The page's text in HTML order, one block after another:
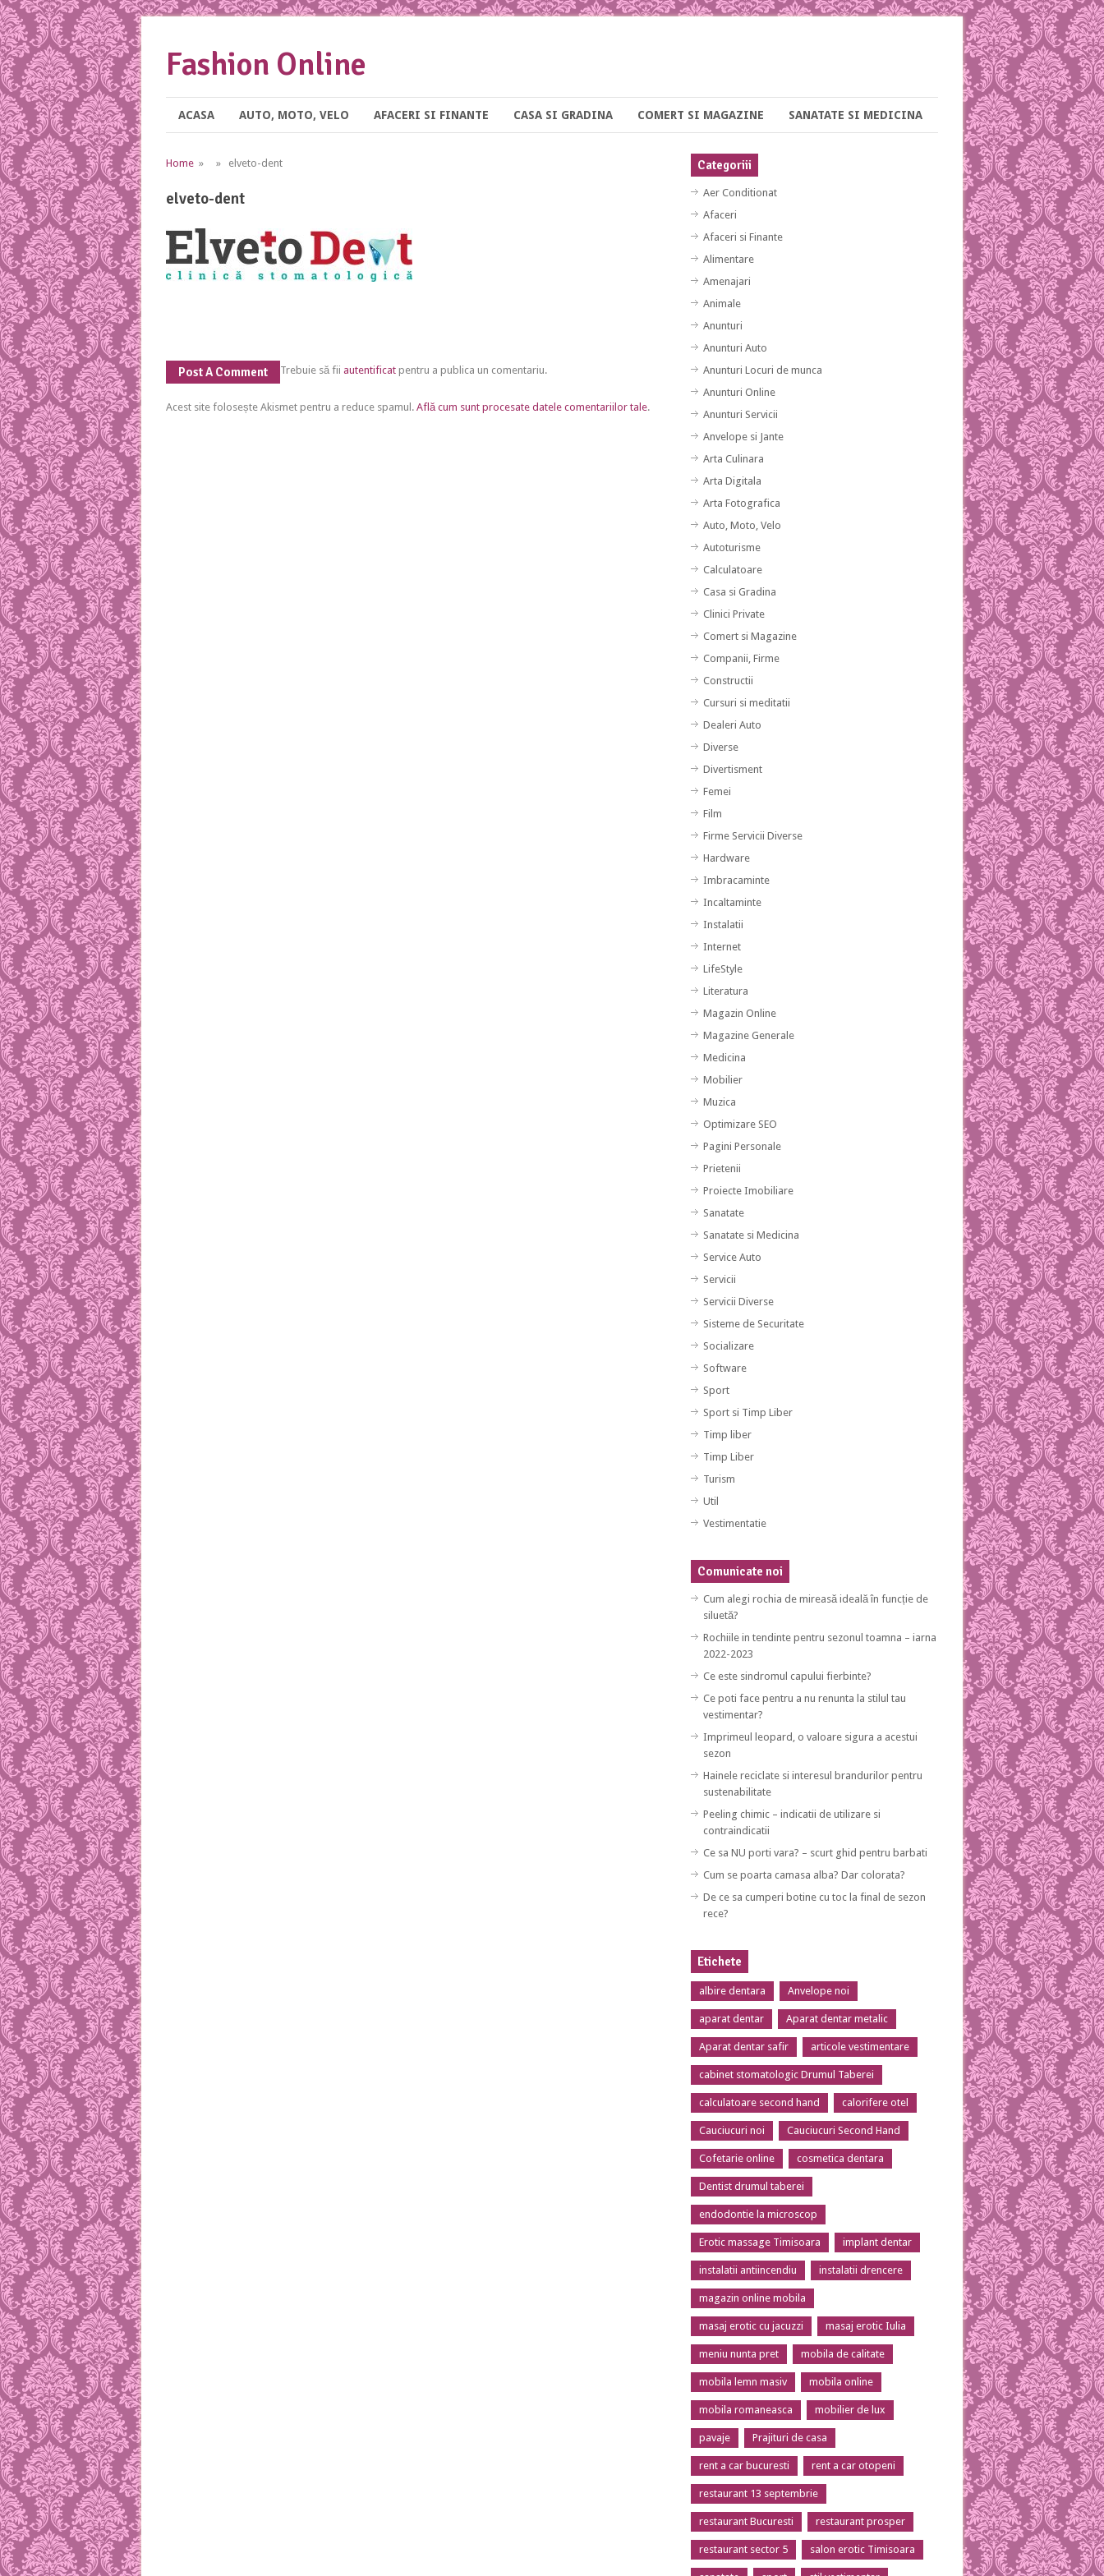
Fashion Online
ACASA AUTO, MOTO, VELO AFACERI SI FINANTE CASA SI GRADINA COMERT SI MAGAZINE SANATATE SI MEDICINA
Home » » elveto-dent
elveto-dent
Post A Comment Trebuie să fii autentificat pentru a publica un comentariu.
Acest site folosește Akismet pentru a reduce spamul. Află cum sunt procesate datele comentariilor tale.
Categoriii
Aer Conditionat
Afaceri
Afaceri si Finante
Alimentare
Amenajari
Animale
Anunturi
Anunturi Auto
Anunturi Locuri de munca
Anunturi Online
Anunturi Servicii
Anvelope si Jante
Arta Culinara
Arta Digitala
Arta Fotografica
Auto, Moto, Velo
Autoturisme
Calculatoare
Casa si Gradina
Clinici Private
Comert si Magazine
Companii, Firme
Constructii
Cursuri si meditatii
Dealeri Auto
Diverse
Divertisment
Femei
Film
Firme Servicii Diverse
Hardware
Imbracaminte
Incaltaminte
Instalatii
Internet
LifeStyle
Literatura
Magazin Online
Magazine Generale
Medicina
Mobilier
Muzica
Optimizare SEO
Pagini Personale
Prietenii
Proiecte Imobiliare
Sanatate
Sanatate si Medicina
Service Auto
Servicii
Servicii Diverse
Sisteme de Securitate
Socializare
Software
Sport
Sport si Timp Liber
Timp liber
Timp Liber
Turism
Util
Vestimentatie
Comunicate noi
Cum alegi rochia de mireasă ideală în funcție de
siluetă?
Rochiile in tendinte pentru sezonul toamna – iarna
2022-2023
Ce este sindromul capului fierbinte?
Ce poti face pentru a nu renunta la stilul tau
vestimentar?
Imprimeul leopard, o valoare sigura a acestui
sezon
Hainele reciclate si interesul brandurilor pentru
sustenabilitate
Peeling chimic – indicatii de utilizare si
contraindicatii
Ce sa NU porti vara? – scurt ghid pentru barbati
Cum se poarta camasa alba? Dar colorata?
De ce sa cumperi botine cu toc la final de sezon
rece?
Etichete
albire dentara Anvelope noi
aparat dentar Aparat dentar metalic
Aparat dentar safir articole vestimentare
cabinet stomatologic Drumul Taberei
calculatoare second hand calorifere otel
Cauciucuri noi Cauciucuri Second Hand
Cofetarie online cosmetica dentara
Dentist drumul taberei
endodontie la microscop
Erotic massage Timisoara implant dentar
instalatii antiincendiu instalatii drencere
magazin online mobila
masaj erotic cu jacuzzi masaj erotic Iulia
meniu nunta pret mobila de calitate
mobila lemn masiv mobila online
mobila romaneasca mobilier de lux
pavaje Prajituri de casa
rent a car bucuresti rent a car otopeni
restaurant 13 septembrie
restaurant Bucuresti restaurant prosper
restaurant sector 5 salon erotic Timisoara